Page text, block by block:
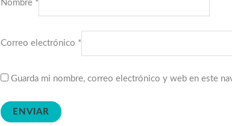
Nombre *
Correo electrónico *
Guarda mi nombre, correo electrónico y web en este